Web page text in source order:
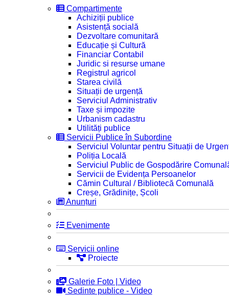
Compartimente
Achiziții publice
Asistență socială
Dezvoltare comunitară
Educație și Cultură
Financiar Contabil
Juridic si resurse umane
Registrul agricol
Starea civilă
Situații de urgență
Serviciul Administrativ
Taxe și impozite
Urbanism cadastru
Utilități publice
Servicii Publice în Subordine
Serviciul Voluntar pentru Situații de
Poliția Locală
Serviciul Public de Gospodărire
Servicii de Evidența Persoanelor
Cămin Cultural / Bibliotecă Comunală
Creșe, Grădinițe, Școli
Anunțuri
Evenimente
Servicii online
Proiecte
Galerie Foto | Video
Sedinte publice - Video